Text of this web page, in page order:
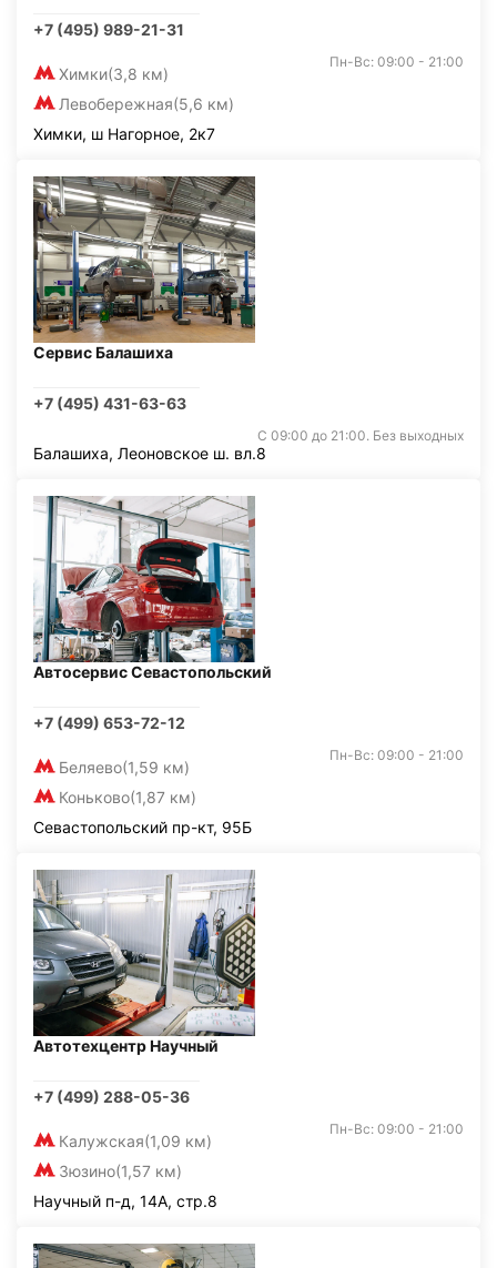
+7 (495) 989-21-31
Химки(3,8 км)
Левобережная(5,6 км)
Пн-Вс: 09:00 - 21:00
Химки, ш Нагорное, 2к7
Сервис Балашиха
+7 (495) 431-63-63
С 09:00 до 21:00. Без выходных
Балашиха, Леоновское ш. вл.8
Автосервис Севастопольский
+7 (499) 653-72-12
Беляево(1,59 км)
Коньково(1,87 км)
Пн-Вс: 09:00 - 21:00
Севастопольский пр-кт, 95Б
Автотехцентр Научный
+7 (499) 288-05-36
Калужская(1,09 км)
Зюзино(1,57 км)
Пн-Вс: 09:00 - 21:00
Научный п-д, 14А, стр.8